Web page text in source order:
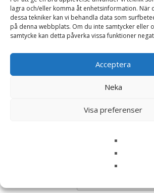
lagra och/eller komma åt enhetsinformation. När
dessa tekniker kan vi behandla data som
på denna webbplats. Om du inte samtycker eller
samtycke kan detta påverka vissa funktioner
Acceptera
Neka
Visa preferenser
Det finns inga recensioner än.
Bli först med att recensera
– Fröer”
Din e-postadress kommer inte publiceras.